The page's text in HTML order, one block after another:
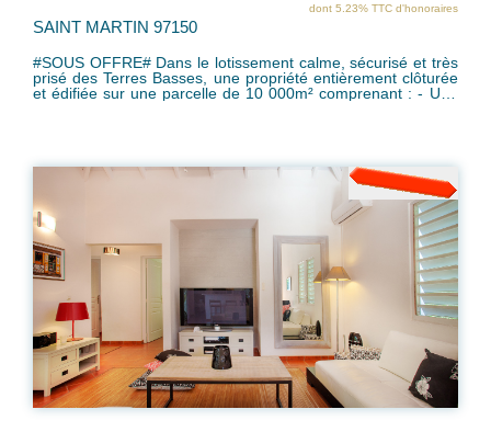
dont 5.23% TTC d'honoraires
SAINT MARTIN 97150
#SOUS OFFRE# Dans le lotissement calme, sécurisé et très
prisé des Terres Basses, une propriété entièrement clôturée
et édifiée sur une parcelle de 10 000m² comprenant : - Une
grande terrasse non couverte avec piscine rectangulaire et
avec un accès indépendant comprenant de 3 pièces
principales d'une superficie habitable de 90 m2, entrée, salle
de séjour, cuisine, buanderie, deux chambres avec salles de
bains, w-c, une terrasse couverte et piscine avec douche
extérieure. La propriété est équipée d'un système
d'assainissement autonome, de 2 citernes (100m3 + 30m3),
un groupe électrogène de 33 Kva à enclenchement
automatique, de places de stationnement. La propriété est
proche d'une des plus belles plages de la Caraïbe.
Investissement Idéal en location saisonnière! Zone PPRN:
Blanche Taxe foncière actuelle : 4800€/an Charge ASL :
2800€/an Coût assurance: Grande maison : 814 €/an Petite
maison: 517€/an Travaux à prévoir, Dossier chiffré pour la
mise en conformité, VENDU EN L'ETAT